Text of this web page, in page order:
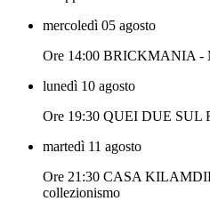
mercoledì 05 agosto
Ore 14:00 BRICKMANIA -
lunedì 10 agosto
Ore 19:30 QUEI DUE SUL
martedì 11 agosto
Ore 21:30 CASA
collezionismo